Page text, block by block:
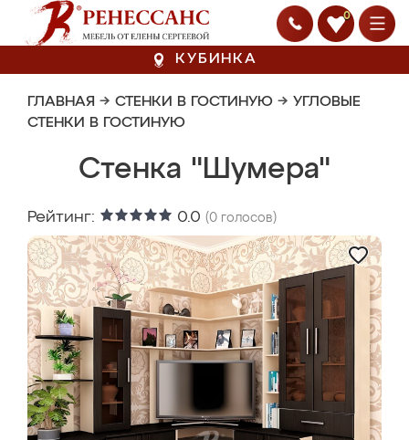
0
КУБИНКА
ГЛАВНАЯ → СТЕНКИ В ГОСТИНУЮ → УГЛОВЫЕ
СТЕНКИ В ГОСТИНУЮ
Стенка "Шумера"
Рейтинг: 0.0 (0 голосов)